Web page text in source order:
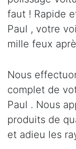
faut ! Rapide
Paul , votre
mille feux
Nous
complet de
Paul . Nous
produits de
et adieu les